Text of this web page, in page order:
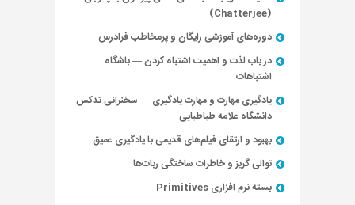
(Chatterjee)
دوره‌های آموزشی رایگان و پرمخاطب فرادرس
در باب لذت و اهمیت اشتباه کردن — باشگاه
اشتباهات
یادگیری مهارت و مهارت یادگیری — سخنرانی تدکس
دانشگاه علامه طباطبایی
بهبود و ارتقای فیلم‌های قدیمی با یادگیری عمیق
توالی گریز و خاطرات ساختگی ربات‌ها
بسته نرم افزاری Primitives